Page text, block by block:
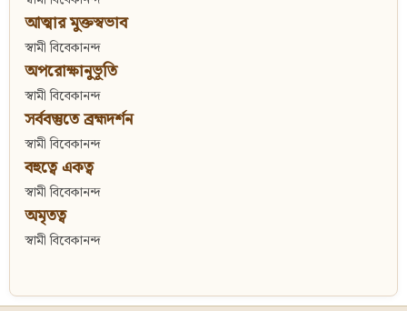
আত্মার মুক্তস্বভাব
স্বামী বিবেকানন্দ
অপরোক্ষানুভূতি
স্বামী বিবেকানন্দ
সর্ববস্তুতে ব্রহ্মদর্শন
স্বামী বিবেকানন্দ
বহুত্বে একত্ব
স্বামী বিবেকানন্দ
অমৃতত্ব
স্বামী বিবেকানন্দ